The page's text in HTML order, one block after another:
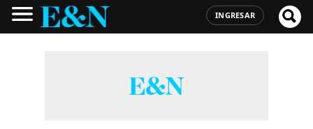
INGRESAR